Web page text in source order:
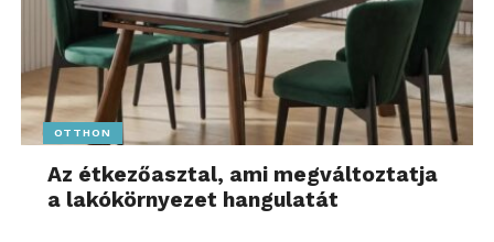
OTTHON
Az étkezőasztal, ami megváltoztatja
a lakókörnyezet hangulatát